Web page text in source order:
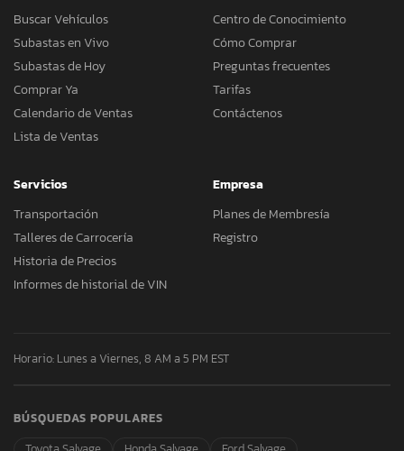
Buscar Vehículos
Subastas en Vivo
Subastas de Hoy
Comprar Ya
Calendario de Ventas
Lista de Ventas
Centro de Conocimiento
Cómo Comprar
Preguntas frecuentes
Tarifas
Contáctenos
Servicios
Transportación
Talleres de Carrocería
Historia de Precios
Informes de historial de VIN
Empresa
Planes de Membresía
Registro
Horario: Lunes a Viernes, 8 AM a 5 PM EST
BÚSQUEDAS POPULARES